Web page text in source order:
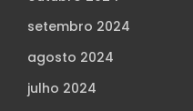
setembro 2024
agosto 2024
julho 2024